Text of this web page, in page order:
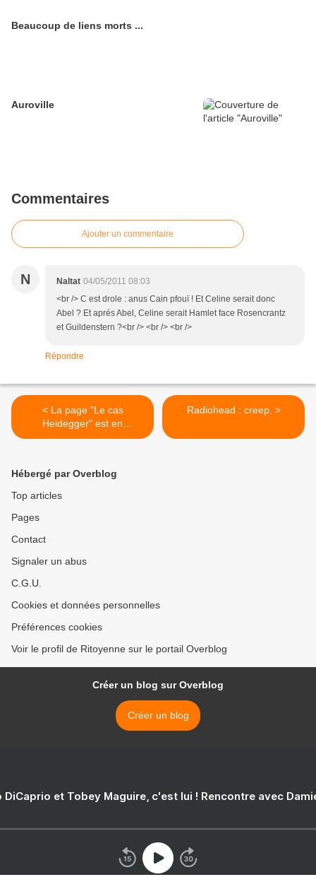
Beaucoup de liens morts ...
Auroville
Commentaires
Ajouter un commentaire
N Naltat 04/05/2011 08:03
<br /> C est drole : anus Cain pfouï ! Et Celine serait donc
Abel ? Et aprés Abel, Celine serait Hamlet face Rosencrantz
et Guildenstern ?<br /> <br /> <br />
Répondre
< La page "Le cas
Heidegger" est en
maintenance !
Radiohead : creep. >
Hébergé par Overblog
Top articles
Pages
Contact
Signaler un abus
C.G.U.
Cookies et données personnelles
Préférences cookies
Voir le profil de Ritoyenne sur le portail Overblog
Créer un blog sur Overblog
Créer un blog
DiCaprio et Tobey Maguire, c'est lui ! Rencontre avec